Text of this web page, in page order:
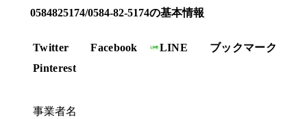
0584825174/0584-82-5174の基本情報
Twitter Facebook LINE
ブックマーク
Pinterest
事業者名